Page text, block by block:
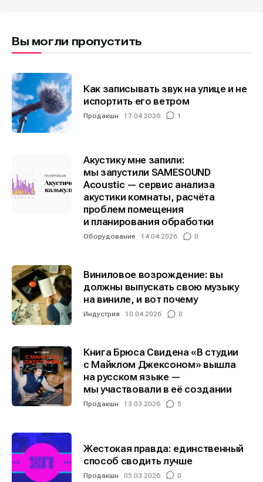
Вы могли пропустить
Как записывать звук на улице и не
испортить его ветром
Продакшн 17.04.2026 1
Акустику мне запили:
мы запустили SAMESOUND
Acoustic — сервис анализа
акустики комнаты, расчёта
проблем помещения
и планирования обработки
Оборудование 14.04.2026 0
Виниловое возрождение: вы
должны выпускать свою музыку
на виниле, и вот почему
Индустрия 10.04.2026 0
Книга Брюса Свидена «В студии
с Майклом Джексоном» вышла
на русском языке —
мы участвовали в её создании
Продакшн 13.03.2026 5
Жестокая правда: единственный
способ сводить лучше
Продакшн 05.03.2026 0